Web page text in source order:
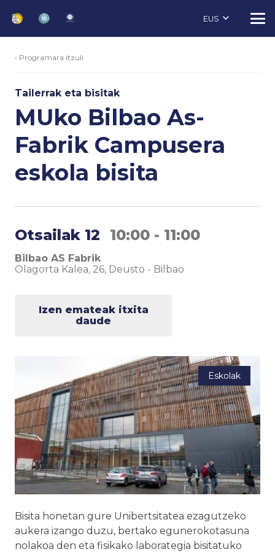
EUS
‹ Programara itzuli
Tailerrak eta bisitak
MUko Bilbao As-
Fabrik Campusera
eskola bisita
Otsailak 12 10:00 - 11:00
Bilbao AS Fabrik
Olagorta Kalea, 26, Deusto - Bilbao
Izen emateak itxita
daude
Eskolak
Bisita honetan gure Unibertsitatea ezagutzeko
aukera izango duzu, bertako egunerokotasuna
nolakoa den eta fisikako laborategia bisitatuko